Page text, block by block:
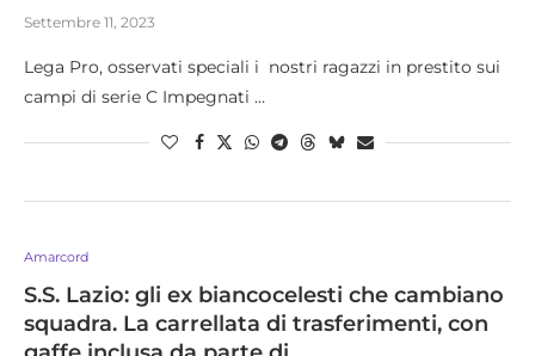
Settembre 11, 2023
Lega Pro, osservati speciali i nostri ragazzi in prestito sui
campi di serie C Impegnati …
Amarcord
S.S. Lazio: gli ex biancocelesti che cambiano
squadra. La carrellata di trasferimenti, con